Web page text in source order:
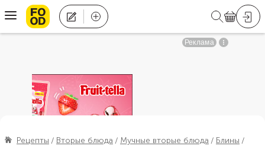
Рецепты Вторые блюда Мучные вторые блюда
Блины